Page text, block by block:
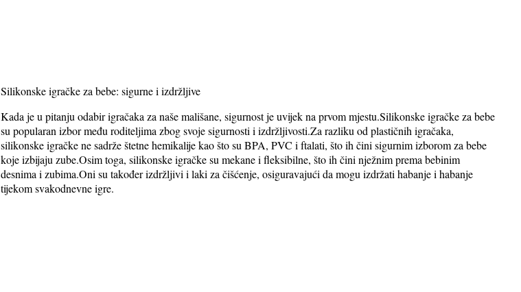
Silikonske igračke za bebe: sigurne i izdržljive
Kada je u pitanju odabir igračaka za naše mališane, sigurnost je uvijek na prvom mjestu.Silikonske igračke za bebe
su popularan izbor među roditeljima zbog svoje sigurnosti i izdržljivosti.Za razliku od plastičnih igračaka,
silikonske igračke ne sadrže štetne hemikalije kao što su BPA, PVC i ftalati, što ih čini sigurnim izborom za bebe
koje izbijaju zube.Osim toga, silikonske igračke su mekane i fleksibilne, što ih čini nježnim prema bebinim
desnima i zubima.Oni su također izdržljivi i laki za čišćenje, osiguravajući da mogu izdržati habanje i habanje
tijekom svakodnevne igre.